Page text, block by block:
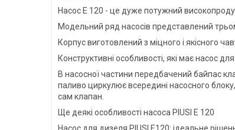
Насос E 120 - це дуже потужний
Модельний ряд насосів представлений
Корпус виготовлений з міцного і якісного
Конструктивні особливості, які має насос
В насосної частини передбачений байпас
паливо циркулює всередині насосного
сам клапан.
Ще деякі особливості насоса PIUSI E 120